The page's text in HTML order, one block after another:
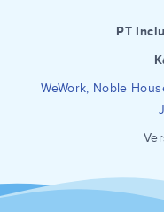
PT
WeWork, Noble